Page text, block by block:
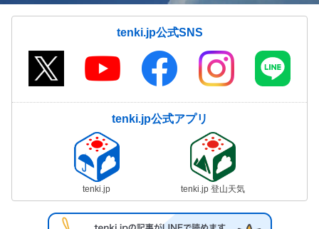
tenki.jp公式SNS
tenki.jp公式アプリ
tenki.jp tenki.jp 登山天気